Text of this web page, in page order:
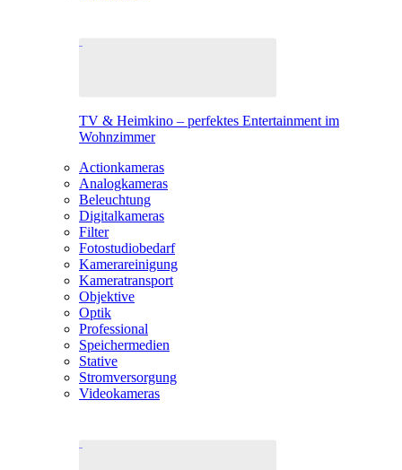
TV & Heimkino – perfektes Entertainment im
Wohnzimmer
Actionkameras
Analogkameras
Beleuchtung
Digitalkameras
Filter
Fotostudiobedarf
Kamerareinigung
Kameratransport
Objektive
Optik
Professional
Speichermedien
Stative
Stromversorgung
Videokameras